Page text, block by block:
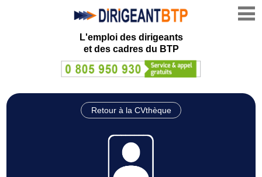
L'emploi des dirigeants
et des cadres du BTP
Retour à la CVthèque